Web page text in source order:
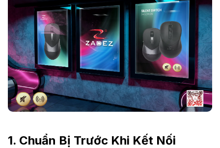
1. Chuẩn Bị Trước Khi Kết Nối